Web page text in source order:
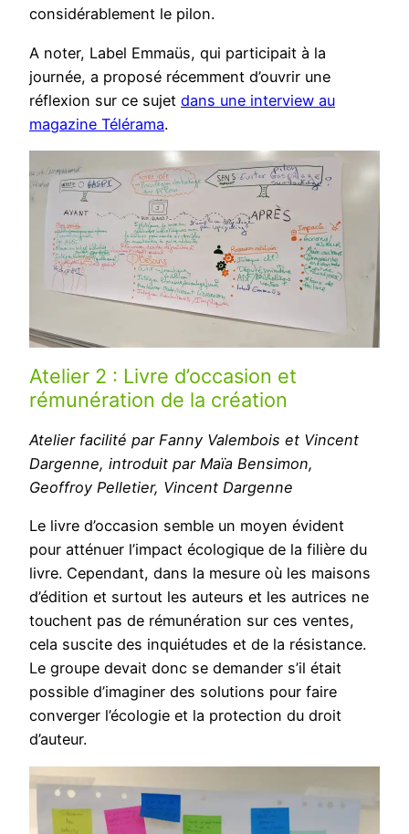
considérablement le pilon.
A noter, Label Emmaüs, qui participait à la
journée, a proposé récemment d’ouvrir une
réflexion sur ce sujet dans une interview au
magazine Télérama.
Atelier 2 : Livre d’occasion et
rémunération de la création
Atelier facilité par Fanny Valembois et Vincent
Dargenne, introduit par Maïa Bensimon,
Geoffroy Pelletier, Vincent Dargenne
Le livre d’occasion semble un moyen évident
pour atténuer l’impact écologique de la filière du
livre. Cependant, dans la mesure où les maisons
d’édition et surtout les auteurs et les autrices ne
touchent pas de rémunération sur ces ventes,
cela suscite des inquiétudes et de la résistance.
Le groupe devait donc se demander s’il était
possible d’imaginer des solutions pour faire
converger l’écologie et la protection du droit
d’auteur.